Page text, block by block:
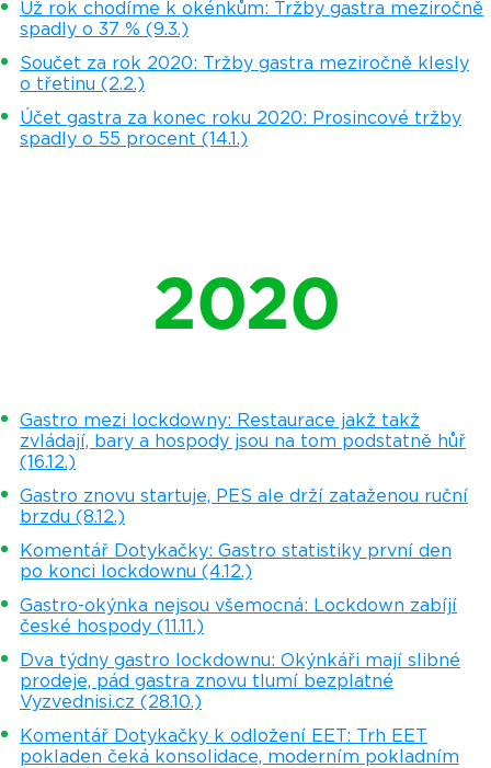
Už rok chodíme k okénkům: Tržby gastra meziročně
spadly o 37 % (9.3.)
Součet za rok 2020: Tržby gastra meziročně klesly
o třetinu (2.2.)
Účet gastra za konec roku 2020: Prosincové tržby
spadly o 55 procent (14.1.)
2020
Gastro mezi lockdowny: Restaurace jakž takž
zvládají, bary a hospody jsou na tom podstatně hůř
(16.12.)
Gastro znovu startuje, PES ale drží zataženou ruční
brzdu (8.12.)
Komentář Dotykačky: Gastro statistiky první den
po konci lockdownu (4.12.)
Gastro-okýnka nejsou všemocná: Lockdown zabíjí
české hospody (11.11.)
Dva týdny gastro lockdownu: Okýnkáři mají slibné
prodeje, pád gastra znovu tlumí bezplatné
Vyzvednisi.cz (28.10.)
Komentář Dotykačky k odložení EET: Trh EET
pokladen čeká konsolidace, moderním pokladním